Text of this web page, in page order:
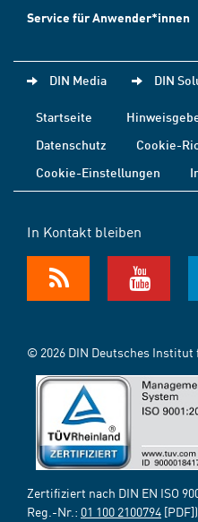
Service für Anwender*innen
DIN Media DIN
Startseite
Datenschutz
Cookie-
Cookie-Einstellungen
In Kontakt bleiben
© 2026 DIN Deutsches Institut
Zertifiziert nach DIN EN ISO
Reg.-Nr.: 01 100 2100794 [PDF])